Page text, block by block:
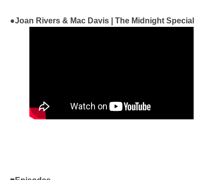
●Joan Rivers & Mac Davis | The Midnight Special